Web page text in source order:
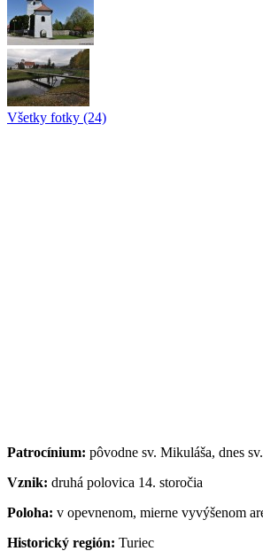
Všetky fotky (24)
Patrocínium: pôvodne sv. Mikuláša, dnes
Vznik: druhá polovica 14. storočia
Poloha: v opevnenom, mierne vyvýšenom
Historický región: Turiec